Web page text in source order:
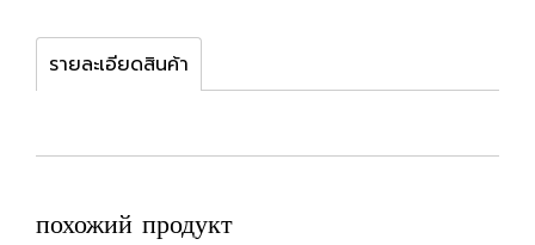
รายละเอียดสินค้า
похожий продукт